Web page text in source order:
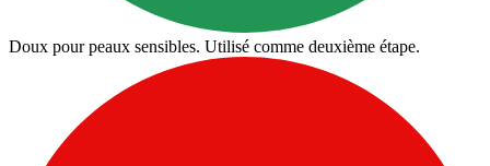
Doux pour peaux sensibles. Utilisé comme deuxième étape.